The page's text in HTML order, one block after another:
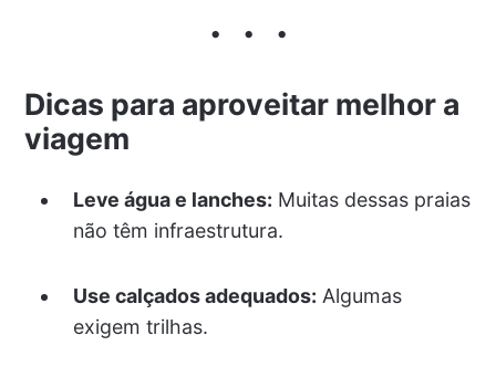
Dicas para aproveitar melhor a
viagem
Leve água e lanches: Muitas dessas praias
não têm infraestrutura.
Use calçados adequados: Algumas
exigem trilhas.